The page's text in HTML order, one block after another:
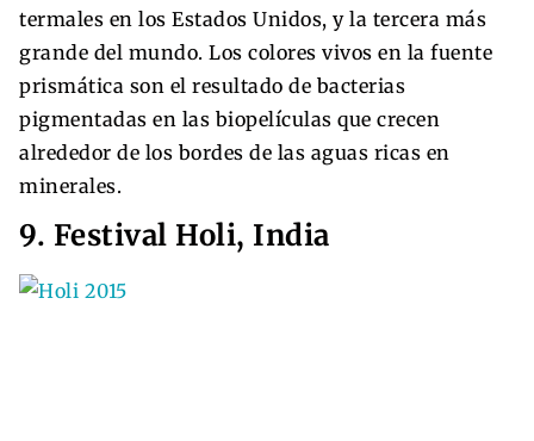
termales en los Estados Unidos, y la tercera más
grande del mundo. Los colores vivos en la fuente
prismática son el resultado de bacterias
pigmentadas en las biopelículas que crecen
alrededor de los bordes de las aguas ricas en
minerales.
9. Festival Holi, India